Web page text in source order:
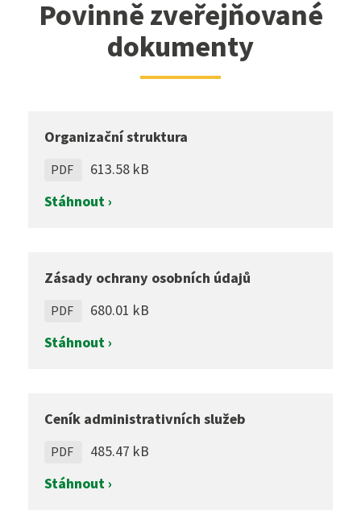
Povinně zveřejňované
dokumenty
Organizační struktura
PDF
613.58 kB
Stáhnout ›
Zásady ochrany osobních údajů
PDF
680.01 kB
Stáhnout ›
Ceník administrativních služeb
PDF
485.47 kB
Stáhnout ›